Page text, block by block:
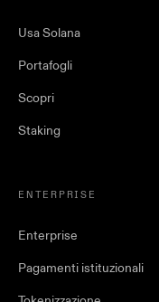
Usa Solana
Portafogli
Scopri
Staking
ENTERPRISE
Enterprise
Pagamenti istituzionali